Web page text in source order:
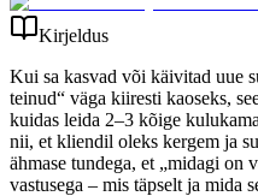
Kirjeldus
Kui sa kasvad või käivitad uue
teinud“ väga kiiresti kaoseks,
kuidas leida 2–3 kõige
nii, et kliendil oleks kergem ja
ähmase tundega, et „midagi on
vastusega – mis täpselt ja mida